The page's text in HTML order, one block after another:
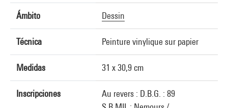
Ámbito Dessin
Técnica Peinture vinylique sur papier
Medidas 31 x 30,9 cm
Inscripciones
Au revers : D.B.G. : 89